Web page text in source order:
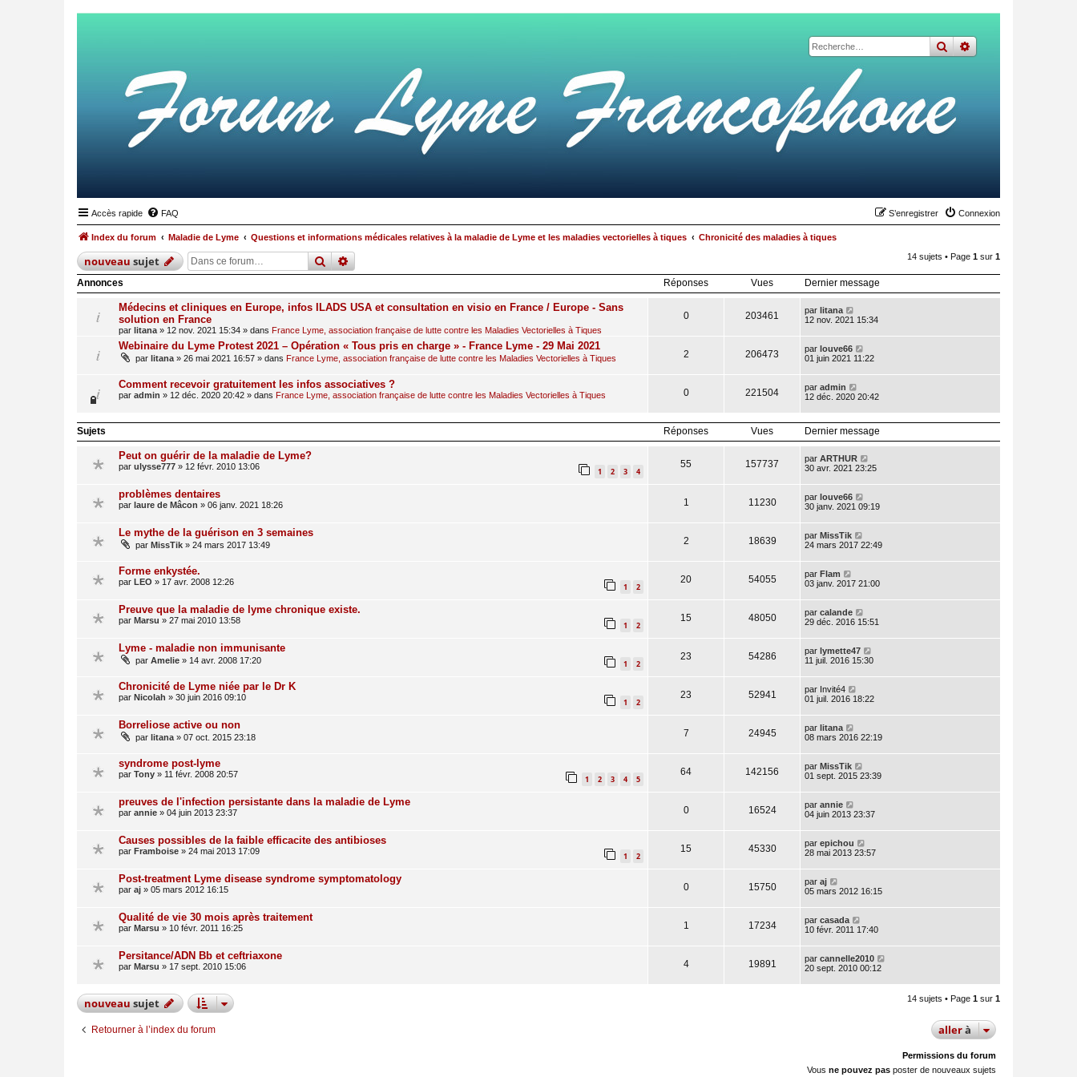
rechercher
recherche
Accès rapide FAQ Connexion
S’enregistrer
Index du forum Maladie de Lyme Questions et informations médicales relatives à la maladie de Lyme et les maladies vectorielles à tiques Chronicité des maladies à tiques
nouveausujet rechercher
recherche 14 sujets • Page 1 sur 1
Annonces Réponses Vues Dernier message
Médecins et cliniques en Europe, infos ILADS USA et consultation en visio en France / Europe - Sans
solution en France
par litana » 12 nov. 2021 15:34 » dans France Lyme, association française de lutte contre les Maladies Vectorielles à Tiques
0 203461 par litana
12 nov. 2021 15:34
Webinaire du Lyme Protest 2021 – Opération « Tous pris en charge » - France Lyme - 29 Mai 2021
par litana » 26 mai 2021 16:57 » dans France Lyme, association française de lutte contre les Maladies Vectorielles à Tiques 2 206473 par louve66
01 juin 2021 11:22
Comment recevoir gratuitement les infos associatives ?
par admin » 12 déc. 2020 20:42 » dans France Lyme, association française de lutte contre les Maladies Vectorielles à Tiques 0 221504 par admin
12 déc. 2020 20:42
Sujets Réponses Vues Dernier message
Peut on guérir de la maladie de Lyme?
par ulysse777 » 12 févr. 2010 13:06 1 2 3 4
55 157737 par ARTHUR
30 avr. 2021 23:25
problèmes dentaires
par laure de Mâcon » 06 janv. 2021 18:26 1 11230 par louve66
30 janv. 2021 09:19
Le mythe de la guérison en 3 semaines
par MissTik » 24 mars 2017 13:49 2 18639 par MissTik
24 mars 2017 22:49
Forme enkystée.
par LEO » 17 avr. 2008 12:26 1 2
20 54055 par Flam
03 janv. 2017 21:00
Preuve que la maladie de lyme chronique existe.
par Marsu » 27 mai 2010 13:58 1 2
15 48050 par calande
29 déc. 2016 15:51
Lyme - maladie non immunisante
par Amelie » 14 avr. 2008 17:20 1 2
23 54286 par lymette47
11 juil. 2016 15:30
Chronicité de Lyme niée par le Dr K
par Nicolah » 30 juin 2016 09:10 1 2
23 52941 par Invité4
01 juil. 2016 18:22
Borreliose active ou non
par litana » 07 oct. 2015 23:18 7 24945 par litana
08 mars 2016 22:19
syndrome post-lyme
par Tony » 11 févr. 2008 20:57 1 2 3 4 5
64 142156 par MissTik
01 sept. 2015 23:39
preuves de l'infection persistante dans la maladie de Lyme
par annie » 04 juin 2013 23:37 0 16524 par annie
04 juin 2013 23:37
Causes possibles de la faible efficacite des antibioses
par Framboise » 24 mai 2013 17:09 1 2
15 45330 par epichou
28 mai 2013 23:57
Post-treatment Lyme disease syndrome symptomatology
par aj » 05 mars 2012 16:15 0 15750 par aj
05 mars 2012 16:15
Qualité de vie 30 mois après traitement
par Marsu » 10 févr. 2011 16:25 1 17234 par casada
10 févr. 2011 17:40
Persitance/ADN Bb et ceftriaxone
par Marsu » 17 sept. 2010 15:06 4 19891 par cannelle2010
20 sept. 2010 00:12
nouveausujet 14 sujets • Page 1 sur 1
Retourner à l’index du forum allerà
Permissions du forum
Vous ne pouvez pas poster de nouveaux sujets